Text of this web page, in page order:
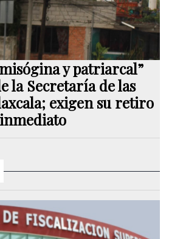
y patriarcal”
la Secretaría de las
exigen su retiro
inmediato